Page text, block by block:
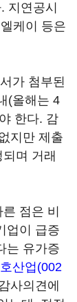
지연공시
케이 등은
가 첨부된
(올해는 4
한다. 감
지만 제출
며 거래
점은 비
업이 급증
는 유가증
산업(002
사의견에